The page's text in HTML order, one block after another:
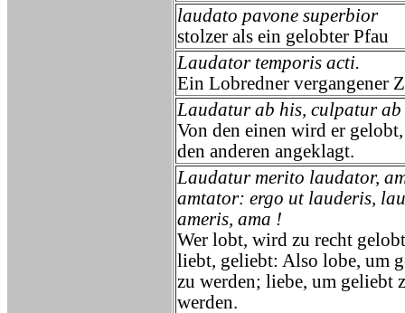
laudato pavone superbior
stolzer als ein gelobter Pfau
Laudator temporis acti.
Ein Lobredner vergangener
Laudatur ab his, culpatur
Von den einen wird er
den anderen angeklagt.
Laudatur merito laudator,
amtator: ergo ut lauderis,
ameris, ama !
Wer lobt, wird zu recht
liebt, geliebt: Also lobe, um
zu werden; liebe, um geliebt
werden.